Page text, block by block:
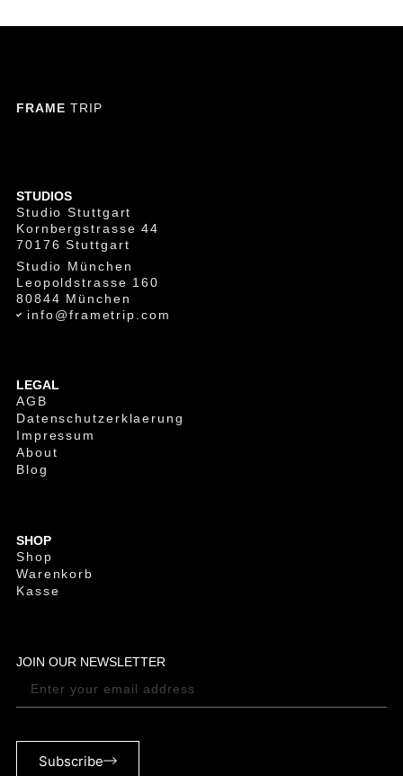
FRAME TRIP
STUDIOS
Studio Stuttgart
Kornbergstrasse 44
70176 Stuttgart
Studio München
Leopoldstrasse 160
80844 München
info@frametrip.com
LEGAL
AGB
Datenschutzerklaerung
Impressum
About
Blog
SHOP
Shop
Warenkorb
Kasse
JOIN OUR NEWSLETTER
Subscribe